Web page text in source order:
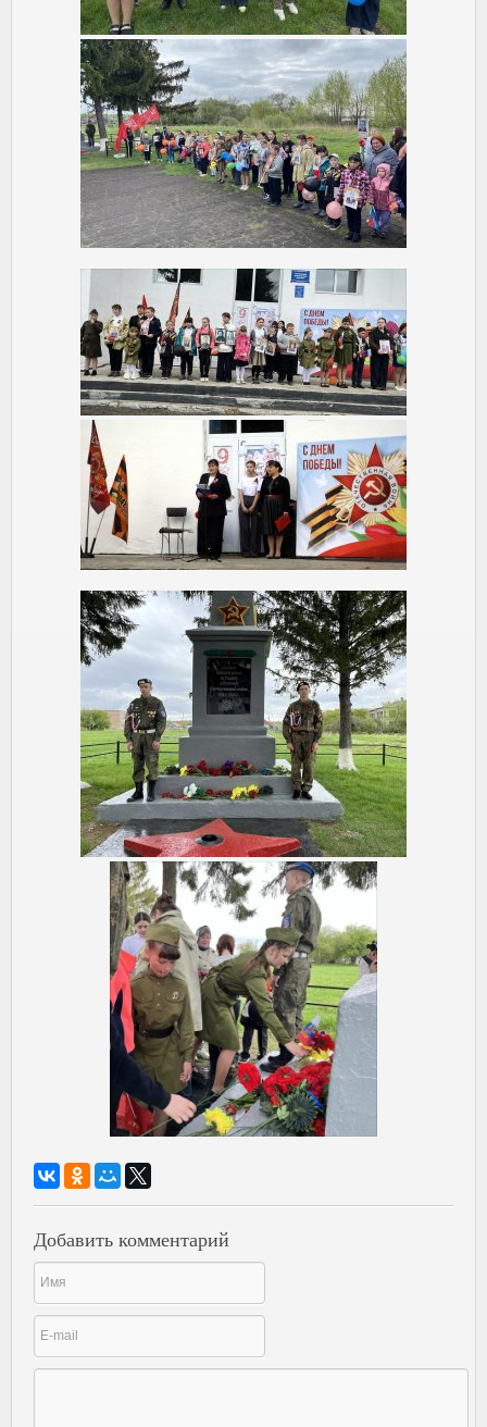
Добавить комментарий